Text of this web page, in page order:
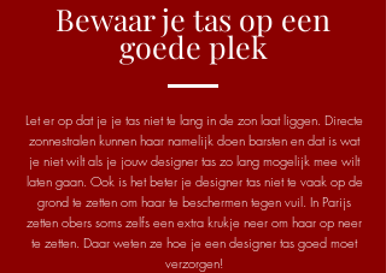
Bewaar je tas op een
goede plek
Let er op dat je je tas niet te lang in de zon laat liggen. Directe
zonnestralen kunnen haar namelijk doen barsten en dat is wat
je niet wilt als je jouw designer tas zo lang mogelijk mee wilt
laten gaan. Ook is het beter je designer tas niet te vaak op de
grond te zetten om haar te beschermen tegen vuil. In Parijs
zetten obers soms zelfs een extra krukje neer om haar op neer
te zetten. Daar weten ze hoe je een designer tas goed moet
verzorgen!